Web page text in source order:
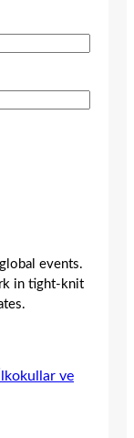
events.
in tight-knit
ve